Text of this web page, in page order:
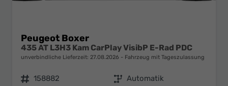
Peugeot Boxer
435 AT L3H3 Kam CarPlay VisibP E-Rad PDC
unverbindliche Lieferzeit: 27.08.2026 Fahrzeug mit Tageszulassung
Fahrzeugnr. 158882 Getriebe Automatik